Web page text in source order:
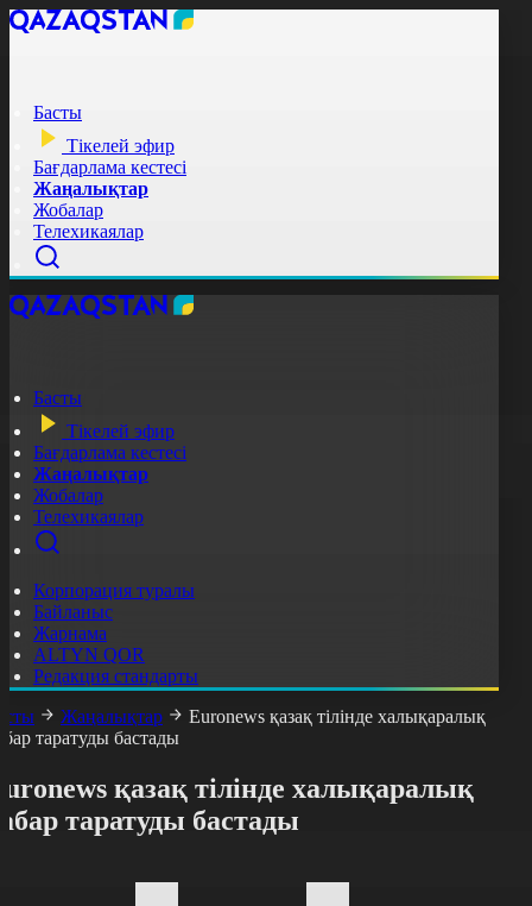
Басты
Тікелей эфир
Бағдарлама кестесі
Жаңалықтар
Жобалар
Телехикаялар
Басты
Тікелей эфир
Бағдарлама кестесі
Жаңалықтар
Жобалар
Телехикаялар
Корпорация туралы
Байланыс
Жарнама
ALTYN QOR
Редакция стандарты
Жаңалықтар
Euronews қазақ тілінде халықаралық
таратуды бастады
қазақ тілінде халықаралық
таратуды бастады